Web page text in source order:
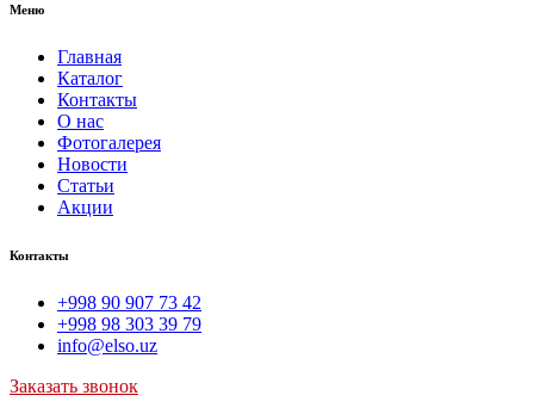
Меню
Главная
Каталог
Контакты
О нас
Фотогалерея
Новости
Статьи
Акции
Контакты
+998 90 907 73 42
+998 98 303 39 79
info@elso.uz
Заказать звонок